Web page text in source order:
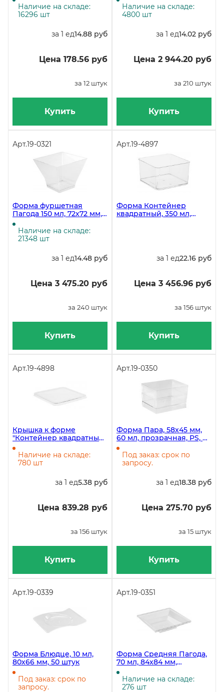
упаковке 12 штук, в
коробке 240 штук
Наличие на складе:
16296 шт
за 1 ед14.88 руб
Цена 178.56 руб
за 12 штук
Купить
Наличие на складе:
4800 шт
за 1 ед14.02 руб
Цена 2 944.20 руб
за 210 штук
Купить
Арт.19-0321
Форма фуршетная
Пагода 150 мл, 72х72 мм,
PS, 12 штук
Наличие на складе:
21348 шт
за 1 ед14.48 руб
Цена 3 475.20 руб
за 240 штук
Купить
Арт.19-4897
Форма Контейнер
квадратный, 350 мл,
за 1 ед22.16 руб
Цена 3 456.96 руб
за 156 штук
Купить
Арт.19-4898
Крышка к форме
"Контейнер квадратный",
прозрачная, полистирол,
156 штук
Наличие на складе:
780 шт
за 1 ед5.38 руб
Цена 839.28 руб
за 156 штук
Купить
Арт.19-0350
Форма Пара, 58х45 мм,
60 мл, прозрачная, PS, в
упаковке 15 штук, в
коробке 360 штуки
Под заказ: срок по
запросу.
за 1 ед18.38 руб
Цена 275.70 руб
за 15 штук
Купить
Арт.19-0339
Форма Блюдце, 10 мл,
80х66 мм, 50 штук
Под заказ: срок по
запросу.
Арт.19-0351
Форма Средняя Пагода,
70 мл, 84х84 мм,
прозрачная, PS, в
упаковке 12 штук, в
коробке 240 штук
Наличие на складе:
276 шт